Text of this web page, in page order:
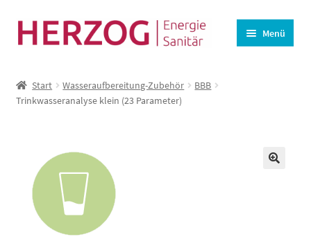
Zur
Navigation
Zum
Inhalt
Menü
BHKW-Ersatzteile
Lüftung
Angebote
Kasse
Start Wasseraufbereitung-Zubehör
BBB
Trinkwasseranalyse klein (23 Parameter)